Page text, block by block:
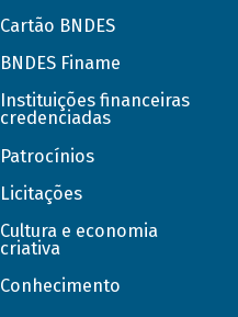
Cartão BNDES
BNDES Finame
Instituições financeiras
credenciadas
Patrocínios
Licitações
Cultura e economia
criativa
Conhecimento